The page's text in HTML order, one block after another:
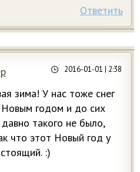
Ответить
2016-01-01 | 2:38
зима! У нас тоже снег
годом и до сих
такого не было,
что этот Новый год у
:)